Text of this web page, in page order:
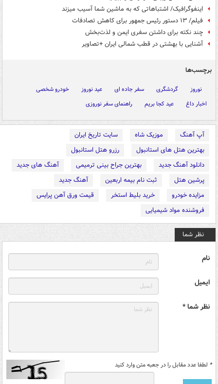
اینفوگرافیک/ اشتباهاتی که به ماشین شما آسیب می‎زند
فیلم/ ۱۳ دستور رئیس جمهور برای کاهش تصادفات
چند نکته برای داشتن سفری ایمن و لذت‌بخش
آشنایی با بهشتی در قطب شمالی ایران +تصاویر
برچسب‌ها
نوروز گردشگری سفر جاده ای عید نوروز
خودرو شخصی
اخبار داغ
عید کجا بریم راهنمای سفر نوروزی
آپ آهنگ موزیک شاه
سایت تاریخ ایران
بهترین هتل های استانبول
رزرو هتل استانبول
دانلود آهنگ جدید
بهترین جراح بینی ترمیمی
آهنگ های جدید
پرشین هتل
ثبت نام بیمه اربعین
آهنگ جدید
مزایده خودرو
خرید بلیط استخر
قیمت ورق آهن پرایس
فروشنده مواد شیمیایی
نظر شما
نام
ایمیل
نظر شما *
* لطفا عدد مقابل را در جعبه متن وارد کنید